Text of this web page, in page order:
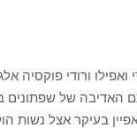
ואפילו ורודי
האדיבה של שפתונים